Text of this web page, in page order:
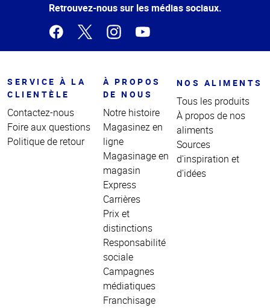
Retrouvez-nous sur les médias sociaux.
SERVICE À LA
CLIENTÈLE
Contactez-nous
Foire aux questions
Politique de retour
À PROPOS
DE NOUS
Notre histoire
Magasinez en
ligne
Magasinage en
magasin
Express
Carrières
Prix et
distinctions
Responsabilité
sociale
Campagnes
médiatiques
Franchisage
NOS ALIMENTS
Tous les produits
À propos de nos
aliments
Sources
d'inspiration et
d'idées